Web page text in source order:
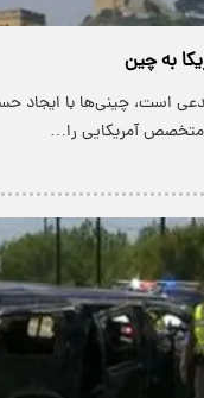
به چین
است، چینی‌ها با ایجاد
آمریکایی را…